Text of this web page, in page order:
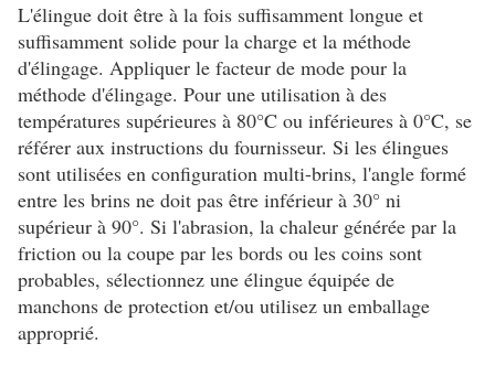
L'élingue doit être à la fois suffisamment longue et
suffisamment solide pour la charge et la méthode
d'élingage. Appliquer le facteur de mode pour la
méthode d'élingage. Pour une utilisation à des
températures supérieures à 80°C ou inférieures à 0°C, se
référer aux instructions du fournisseur. Si les élingues
sont utilisées en configuration multi-brins, l'angle formé
entre les brins ne doit pas être inférieur à 30° ni
supérieur à 90°. Si l'abrasion, la chaleur générée par la
friction ou la coupe par les bords ou les coins sont
probables, sélectionnez une élingue équipée de
manchons de protection et/ou utilisez un emballage
approprié.